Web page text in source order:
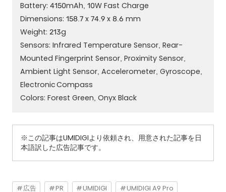
Battery: 4150mAh, 10W Fast Charge
Dimensions: 158.7 x 74.9 x 8.6 mm
Weight: 213g
Sensors: Infrared Temperature Sensor, Rear-
Mounted Fingerprint Sensor, Proximity Sensor,
Ambient Light Sensor, Accelerometer, Gyroscope,
Electronic Compass
Colors: Forest Green, Onyx Black
※この記事はUMIDIGIより依頼され、用意された記事を日
本語訳した広告記事です。
広告 PR UMIDIGI UMIDIGI A9 Pro